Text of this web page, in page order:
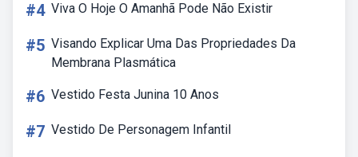
#4 Viva O Hoje O Amanhã Pode Não Existir
#5 Visando Explicar Uma Das Propriedades Da
Membrana Plasmática
#6 Vestido Festa Junina 10 Anos
#7 Vestido De Personagem Infantil